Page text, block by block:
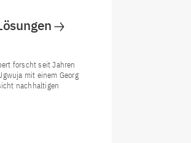
forscht seit Jahren
mit einem Georg
nachhaltigen